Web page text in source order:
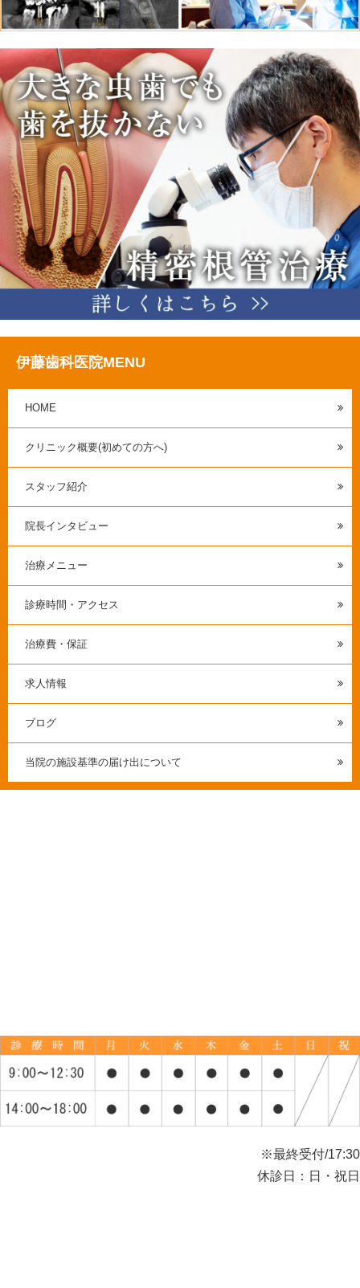
伊藤歯科医院MENU
HOME
クリニック概要(初めての方へ)
スタッフ紹介
院長インタビュー
治療メニュー
診療時間・アクセス
治療費・保証
求人情報
ブログ
当院の施設基準の届け出について
※最終受付/17:30
休診日：日・祝日